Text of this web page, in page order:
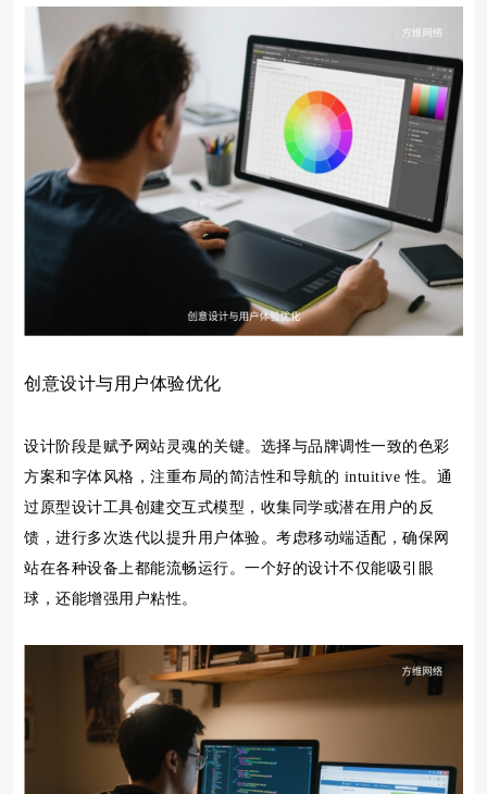
创意设计与用户体验优化
设计阶段是赋予网站灵魂的关键。选择与品牌调性一致的色彩
方案和字体风格，注重布局的简洁性和导航的 intuitive 性。通
过原型设计工具创建交互式模型，收集同学或潜在用户的反
馈，进行多次迭代以提升用户体验。考虑移动端适配，确保网
站在各种设备上都能流畅运行。一个好的设计不仅能吸引眼
球，还能增强用户粘性。